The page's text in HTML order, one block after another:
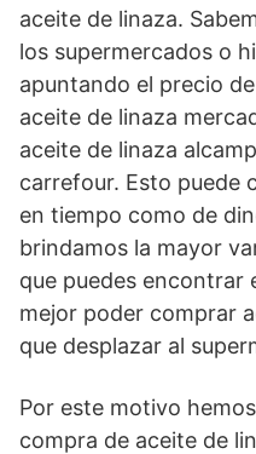
aceite de linaza.
los supermercados o
apuntando el precio
aceite de linaza
aceite de linaza
carrefour. Esto puede
en tiempo como de
brindamos la mayor
que puedes encontrar
mejor poder comprar
que desplazar al
Por este motivo
compra de aceite de